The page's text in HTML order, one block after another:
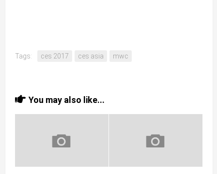
Tags: ces 2017 ces asia mwc
You may also like...